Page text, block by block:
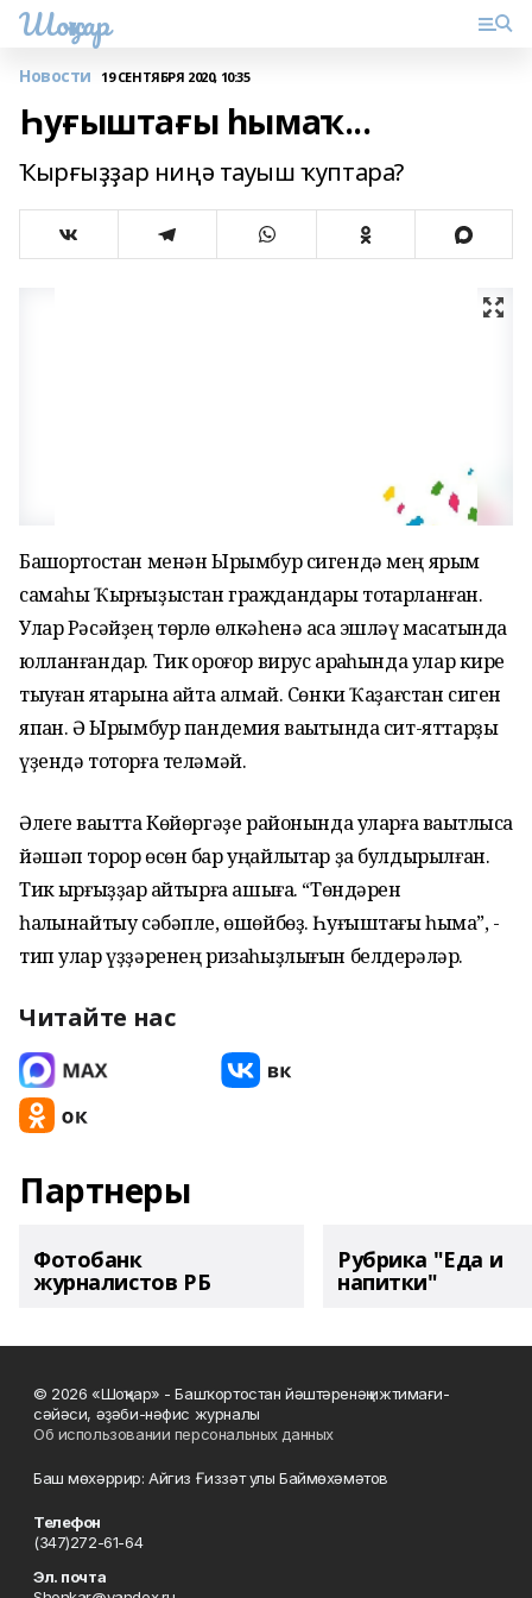
Шоңҡар
Новости 19 СЕНТЯБРЯ 2020, 10:35
Һуғыштағы һымаҡ...
Ҡырғыҙҙар ниңә тауыш ҡуптара?
Башҡортостан менән Ырымбур сигендә мең ярым
самаһы Ҡырғыҙыстан граждандары тотҡарланған.
Улар Рәсәйҙең төрлө өлкәһенә аҡса эшләү маҡсатында
юлланғандар. Тик ҡороғор вирус арҡаһында улар кире
тыуған яҡтарына ҡайта алмай. Сөнки Ҡаҙағстан сиген
япҡан. Ә Ырымбур пандемия ваҡытында сит-яттарҙы
үҙендә тоторға теләмәй.
Әлеге ваҡытта Көйөргәҙе районында уларға ваҡытлыса
йәшәп торор өсөн бар уңайлыҡтар ҙа булдырылған.
Тик ҡырғыҙҙар ҡайтырға ашыға. “Төндәрен
һалҡынайтыу сәбәпле, өшөйбөҙ. Һуғыштағы һымаҡ”, -
тип улар үҙҙәренең ризаһыҙлығын белдерәләр.
Читайте нас
Партнеры
Фотобанк
журналистов РБ
Рубрика "Еда и
напитки"
© 2026 «Шоңҡар» - Башҡортостан йәштәренәң ижтимағи-
сәйәси, әҙәби-нәфис журналы
Об использовании персональных данных
Баш мөхәррир: Айгиз Ғиззәт улы Баймөхәмәтов
Телефон
(347)272-61-64
Эл. почта